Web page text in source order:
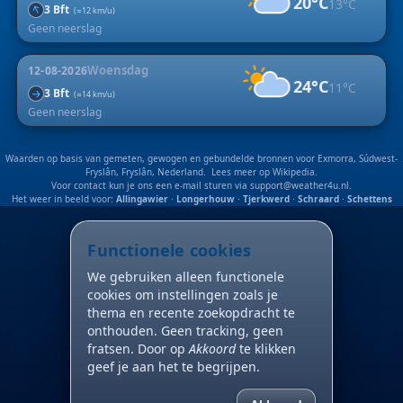
13°C
Geen neerslag
↑3 Bft (≈12 km/u)
12-08-2026Woensdag
24°C11°C
Geen neerslag
↑3 Bft (≈14 km/u)
Waarden op basis van gemeten, gewogen en gebundelde bronnen voor Exmorra, Súdwest-
Fryslân, Fryslân, Nederland. Lees meer op Wikipedia.
Voor contact kun je ons een e-mail sturen via support@weather4u.nl.
Het weer in beeld voor: Allingawier· Longerhouw· Tjerkwerd· Schraard· Schettens
Functionele cookies
We gebruiken alleen functionele
cookies om instellingen zoals je
thema en recente zoekopdracht te
onthouden. Geen tracking, geen
fratsen. Door opAkkoordte klikken
geef je aan het te begrijpen.